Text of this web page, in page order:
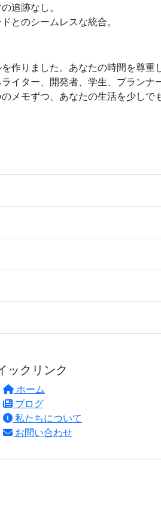
追跡なし。
とのシームレスな統合。
作りました。あなたの時間を尊
イター、開発者、学生、プラン
メモずつ、あなたの生活を少し
ックリンク
ホーム
ブログ
私たちについて
お問い合わせ